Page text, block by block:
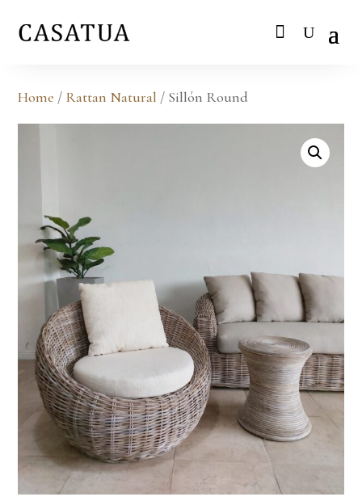
Home / Rattan Natural / Sillón Round